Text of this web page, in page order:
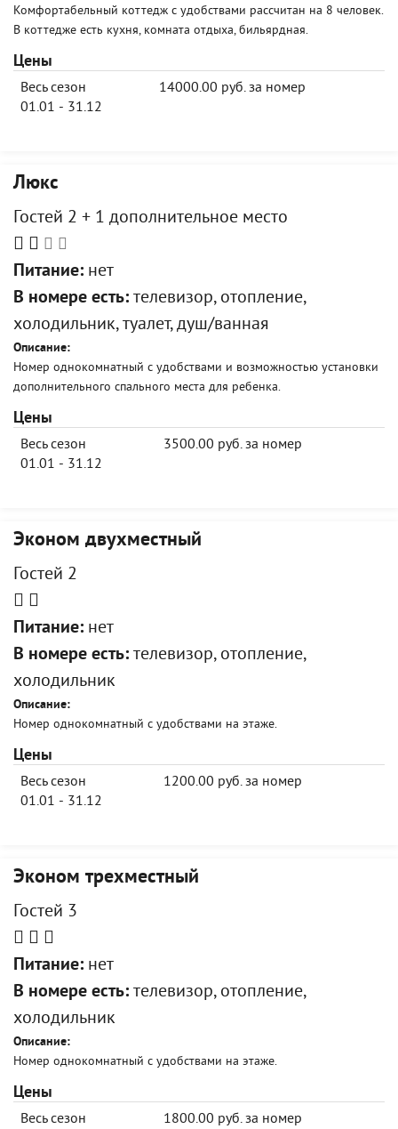
Комфортабельный коттедж с удобствами рассчитан на 8 человек.
В коттедже есть кухня, комната отдыха, бильярдная.
Цены
Весь сезон
01.01 - 31.12
14000.00 руб. за номер
Люкс
Гостей 2 + 1 дополнительное место
Питание: нет
В номере есть: телевизор, отопление,
холодильник, туалет, душ/ванная
Описание:
Номер однокомнатный с удобствами и возможностью установки
дополнительного спального места для ребенка.
Цены
Весь сезон
01.01 - 31.12
3500.00 руб. за номер
Эконом двухместный
Гостей 2
Питание: нет
В номере есть: телевизор, отопление,
холодильник
Описание:
Номер однокомнатный с удобствами на этаже.
Цены
Весь сезон
01.01 - 31.12
1200.00 руб. за номер
Эконом трехместный
Гостей 3
Питание: нет
В номере есть: телевизор, отопление,
холодильник
Описание:
Номер однокомнатный с удобствами на этаже.
Цены
Весь сезон
1800.00 руб. за номер